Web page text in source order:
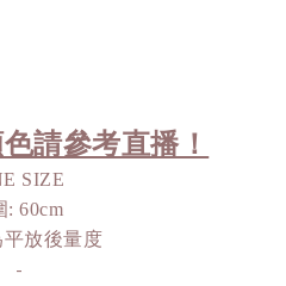
請參考直播！
SIZE
: 60cm
放後量度
-